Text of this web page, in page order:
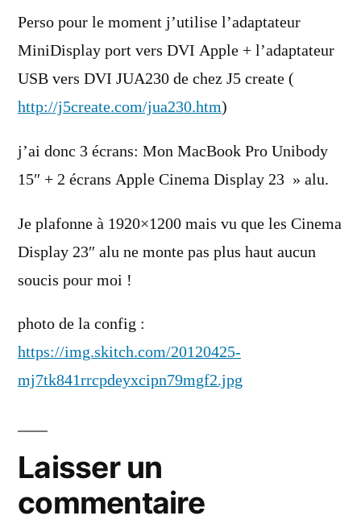
dit :
Perso pour le moment j’utilise l’adaptateur
MiniDisplay port vers DVI Apple + l’adaptateur
USB vers DVI JUA230 de chez J5 create (
http://j5create.com/jua230.htm)
j’ai donc 3 écrans: Mon MacBook Pro Unibody
15″ + 2 écrans Apple Cinema Display 23 » alu.
Je plafonne à 1920×1200 mais vu que les Cinema
Display 23″ alu ne monte pas plus haut aucun
soucis pour moi !
photo de la config :
https://img.skitch.com/20120425-
mj7tk841rrcpdeyxcipn79mgf2.jpg
Laisser un
commentaire